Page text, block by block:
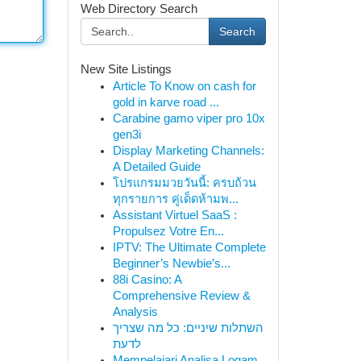
Web Directory Search
Search
New Site Listings
Article To Know on cash for
gold in karve road ...
Carabine gamo viper pro 10x
gen3i
Display Marketing Channels:
A Detailed Guide
โปรแกรมมวยวันนี้: ครบถ้วน
ทุกรายการ คู่เด็ดห้ามพ...
Assistant Virtuel SaaS :
Propulsez Votre En...
IPTV: The Ultimate Complete
Beginner’s Newbie’s...
88i Casino: A
Comprehensive Review &
Analysis
השתלות שיניים: כל מה שצריך
לדעת